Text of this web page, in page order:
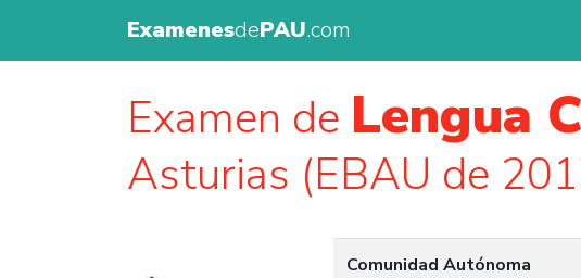
ExamenesdePAU.com
Examen de Lengua
Asturias (EBAU de
Comunidad Autónoma